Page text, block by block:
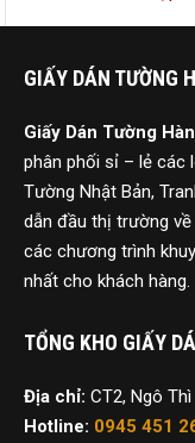
GIẤY DÁN TƯỜNG
Giấy Dán Tường
phân phối sỉ – lẻ các
Tường Nhật Bản,
dẫn đầu thị trường
các chương trình
nhất cho khách hàng.
TỔNG KHO GIẤY
Địa chỉ: CT2, Ngô Thì
Hotline: 0945 451